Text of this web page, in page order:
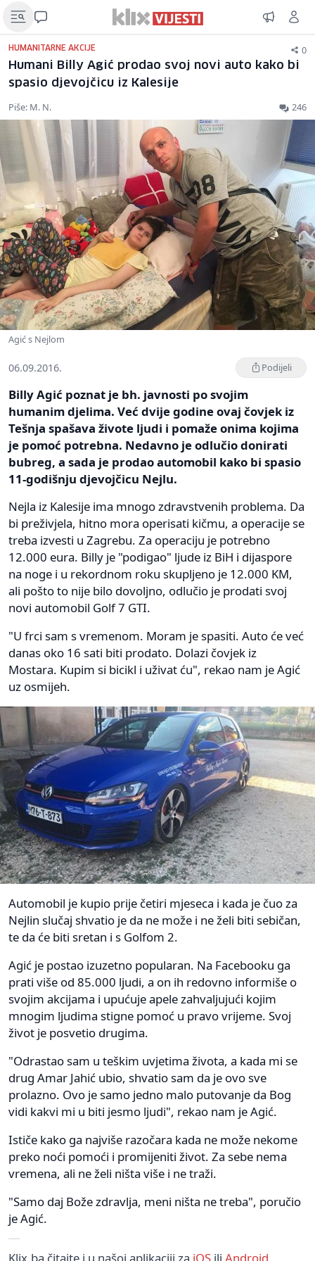
HUMANITARNE AKCIJE 0
Humani Billy Agić prodao svoj novi auto kako bi
spasio djevojčicu iz Kalesije
Piše: M. N. 246
Agić s Nejlom
06.09.2016. Podijeli
Billy Agić poznat je bh. javnosti po svojim
humanim djelima. Već dvije godine ovaj čovjek iz
Tešnja spašava živote ljudi i pomaže onima kojima
je pomoć potrebna. Nedavno je odlučio donirati
bubreg, a sada je prodao automobil kako bi spasio
11-godišnju djevojčicu Nejlu.
Nejla iz Kalesije ima mnogo zdravstvenih problema. Da
bi preživjela, hitno mora operisati kičmu, a operacije se
treba izvesti u Zagrebu. Za operaciju je potrebno
12.000 eura. Billy je "podigao" ljude iz BiH i dijaspore
na noge i u rekordnom roku skupljeno je 12.000 KM,
ali pošto to nije bilo dovoljno, odlučio je prodati svoj
novi automobil Golf 7 GTI.
"U frci sam s vremenom. Moram je spasiti. Auto će već
danas oko 16 sati biti prodato. Dolazi čovjek iz
Mostara. Kupim si bicikl i uživat ću", rekao nam je Agić
uz osmijeh.
Automobil je kupio prije četiri mjeseca i kada je čuo za
Nejlin slučaj shvatio je da ne može i ne želi biti sebičan,
te da će biti sretan i s Golfom 2.
Agić je postao izuzetno popularan. Na Facebooku ga
prati više od 85.000 ljudi, a on ih redovno informiše o
svojim akcijama i upućuje apele zahvaljujući kojim
mnogim ljudima stigne pomoć u pravo vrijeme. Svoj
život je posvetio drugima.
"Odrastao sam u teškim uvjetima života, a kada mi se
drug Amar Jahić ubio, shvatio sam da je ovo sve
prolazno. Ovo je samo jedno malo putovanje da Bog
vidi kakvi mi u biti jesmo ljudi", rekao nam je Agić.
Ističe kako ga najviše razočara kada ne može nekome
preko noći pomoći i promijeniti život. Za sebe nema
vremena, ali ne želi ništa više i ne traži.
"Samo daj Bože zdravlja, meni ništa ne treba", poručio
je Agić.